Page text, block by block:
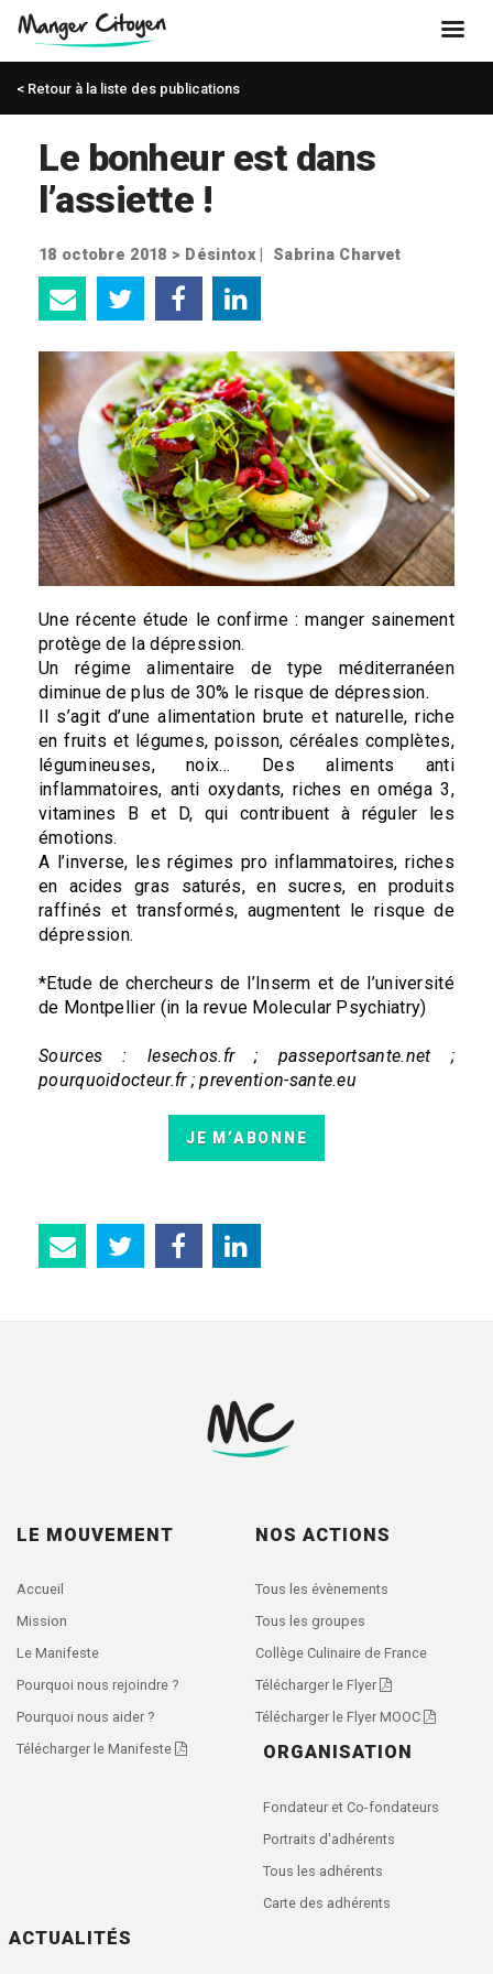
< Retour à la liste des publications
Le bonheur est dans
l’assiette !
18 octobre 2018 > Désintox| Sabrina Charvet
Une récente étude le confirme : manger sainement
protège de la dépression.
Un régime alimentaire de type méditerranéen
diminue de plus de 30% le risque de dépression.
Il s’agit d’une alimentation brute et naturelle, riche
en fruits et légumes, poisson, céréales complètes,
légumineuses, noix… Des aliments anti
inflammatoires, anti oxydants, riches en oméga 3,
vitamines B et D, qui contribuent à réguler les
émotions.
A l’inverse, les régimes pro inflammatoires, riches
en acides gras saturés, en sucres, en produits
raffinés et transformés, augmentent le risque de
dépression.
*Etude de chercheurs de l’Inserm et de l’université
de Montpellier (in la revue Molecular Psychiatry)
Sources : lesechos.fr ; passeportsante.net ;
pourquoidocteur.fr ; prevention-sante.eu
JE M’ABONNE
LE MOUVEMENT
Accueil
Mission
Le Manifeste
Pourquoi nous rejoindre ?
Pourquoi nous aider ?
Télécharger le Manifeste
NOS ACTIONS
Tous les évènements
Tous les groupes
Collège Culinaire de France
Télécharger le Flyer
Télécharger le Flyer MOOC
ORGANISATION
Fondateur et Co-fondateurs
Portraits d'adhérents
Tous les adhérents
Carte des adhérents
ACTUALITÉS